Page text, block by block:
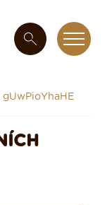
gUwPioYhaHE